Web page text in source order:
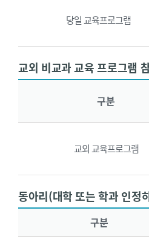
당일 교육프로그램
교외 비교과 교육 프로그램
교외 비교과 교육 프로그램 참여 - 구분, 1일 인정(Unit), 프로그램당 한도(Unit), 1일 이수시간, 총 이수시간 비고로 구성된 표입니다.
구분
교외 교육프로그램
동아리(대학 또는 학과 인정
동아리(대학 또는 학과 인정하는 동아리) 또는 LAB 활동 - 구분, 프로그램당 한도(Unit), 비고로 구성된 표입니다.
구분